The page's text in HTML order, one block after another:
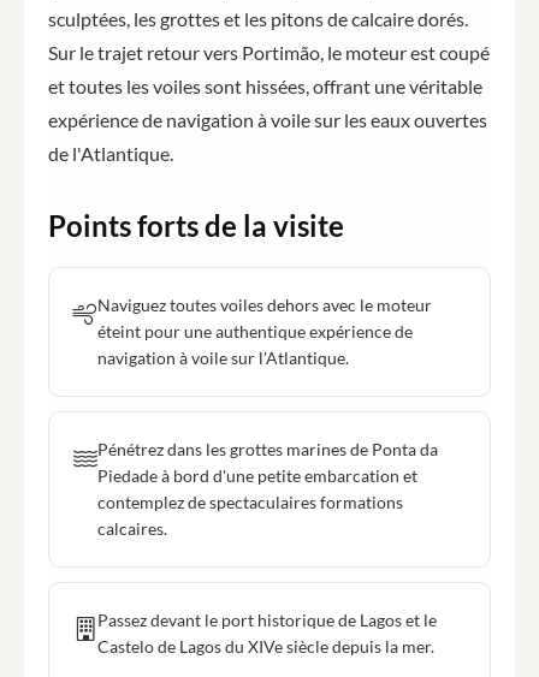
sculptées, les grottes et les pitons de calcaire dorés.
Sur le trajet retour vers Portimão, le moteur est coupé
et toutes les voiles sont hissées, offrant une véritable
expérience de navigation à voile sur les eaux ouvertes
de l'Atlantique.
Points forts de la visite
Naviguez toutes voiles dehors avec le moteur
éteint pour une authentique expérience de
navigation à voile sur l'Atlantique.
Pénétrez dans les grottes marines de Ponta da
Piedade à bord d'une petite embarcation et
contemplez de spectaculaires formations
calcaires.
Passez devant le port historique de Lagos et le
Castelo de Lagos du XIVe siècle depuis la mer.